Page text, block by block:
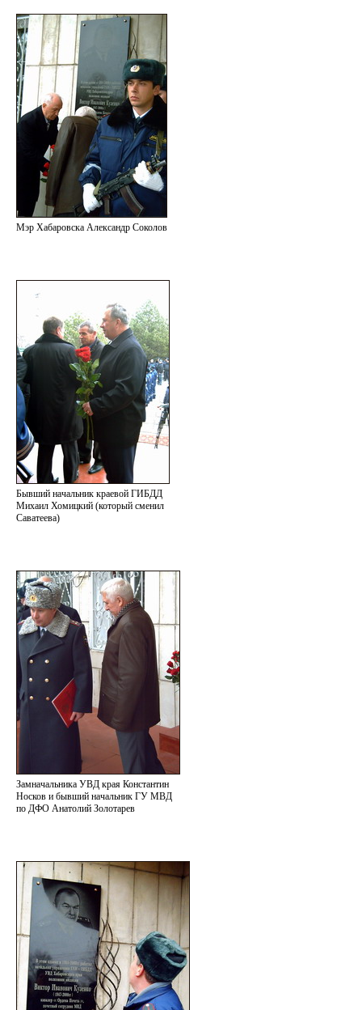
Мэр Хабаровска Александр Соколов
Бывший начальник краевой ГИБДД
Михаил Хомицкий (который сменил
Саватеева)
Замначальника УВД края Константин
Носков и бывший начальник ГУ МВД
по ДФО Анатолий Золотарев